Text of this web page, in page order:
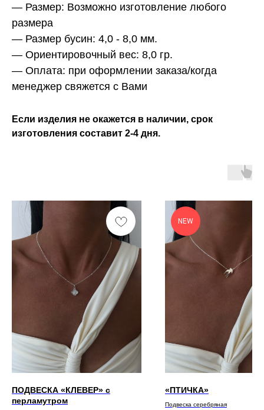
— Размер: Возможно изготовление любого
размера
— Размер бусин: 4,0 - 8,0 мм.
— Ориентировочный вес: 8,0 гр.
— Оплата: при оформлении заказа/когда
менеджер свяжется с Вами
Если изделия не окажется в наличии, срок
изготовления составит 2-4 дня.
ПОДВЕСКА «КЛЕВЕР» с
перламутром
NEW
«ПТИЧКА»
Подвеска серебряная